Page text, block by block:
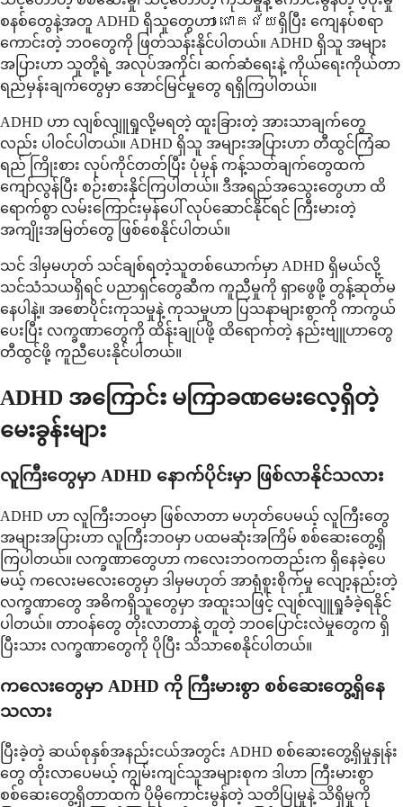
စနစ်တွေနဲ့အတူ ADHD ရှိသူတွေဟာ ជោគជ័យရှိပြီး ကျေနပ်စရာ
ကောင်းတဲ့ ဘဝတွေကို ဖြတ်သန်းနိုင်ပါတယ်။ ADHD ရှိသူ အများ
အပြားဟာ သူတို့ရဲ့ အလုပ်အကိုင်၊ ဆက်ဆံရေးနဲ့ ကိုယ်ရေးကိုယ်တာ
ရည်မှန်းချက်တွေမှာ အောင်မြင်မှုတွေ ရရှိကြပါတယ်။
ADHD ဟာ လျစ်လျူရှုလို့မရတဲ့ ထူးခြားတဲ့ အားသာချက်တွေ
လည်း ပါဝင်ပါတယ်။ ADHD ရှိသူ အများအပြားဟာ တီထွင်ကြံဆ
ရည် ကြိုးစား လုပ်ကိုင်တတ်ပြီး ပုံမှန် ကန့်သတ်ချက်တွေထက်
ကျော်လွန်ပြီး စဉ်းစားနိုင်ကြပါတယ်။ ဒီအရည်အသွေးတွေဟာ ထိ
ရောက်စွာ လမ်းကြောင်းမှန်ပေါ် လုပ်ဆောင်နိုင်ရင် ကြီးမားတဲ့
အကျိုးအမြတ်တွေ ဖြစ်စေနိုင်ပါတယ်။
သင် ဒါမှမဟုတ် သင်ချစ်ရတဲ့သူတစ်ယောက်မှာ ADHD ရှိမယ်လို့
သင်သံသယရှိရင် ပညာရှင်တွေဆီက ကူညီမှုကို ရှာဖွေဖို့ တွန့်ဆုတ်မ
နေပါနဲ့။ အစောပိုင်းကုသမှုနဲ့ ကုသမှုဟာ ပြသနာများစွာကို ကာကွယ်
ပေးပြီး လက္ခဏာတွေကို ထိန်းချုပ်ဖို့ ထိရောက်တဲ့ နည်းဗျူဟာတွေ
တီထွင်ဖို့ ကူညီပေးနိုင်ပါတယ်။
ADHD အကြောင်း မကြာခဏမေးလေ့ရှိတဲ့
မေးခွန်းများ
လူကြီးတွေမှာ ADHD နောက်ပိုင်းမှာ ဖြစ်လာနိုင်သလား
ADHD ဟာ လူကြီးဘဝမှာ ဖြစ်လာတာ မဟုတ်ပေမယ့် လူကြီးတွေ
အများအပြားဟာ လူကြီးဘဝမှာ ပထမဆုံးအကြိမ် စစ်ဆေးတွေ့ရှိ
ကြပါတယ်။ လက္ခဏာတွေဟာ ကလေးဘဝကတည်းက ရှိနေခဲ့ပေ
မယ့် ကလေးမလေးတွေမှာ ဒါမှမဟုတ် အာရုံစူးစိုက်မှု လျော့နည်းတဲ့
လက္ခဏာတွေ အဓိကရှိသူတွေမှာ အထူးသဖြင့် လျစ်လျူရှုခံခဲ့ရနိုင်
ပါတယ်။ တာဝန်တွေ တိုးလာတာနဲ့ တူတဲ့ ဘဝပြောင်းလဲမှုတွေက ရှိ
ပြီးသား လက္ခဏာတွေကို ပိုပြီး သိသာစေနိုင်ပါတယ်။
ကလေးတွေမှာ ADHD ကို ကြီးမားစွာ စစ်ဆေးတွေ့ရှိနေ
သလား
ပြီးခဲ့တဲ့ ဆယ်စုနှစ်အနည်းငယ်အတွင်း ADHD စစ်ဆေးတွေ့ရှိမှုနှုန်း
တွေ တိုးလာပေမယ့် ကျွမ်းကျင်သူအများစုက ဒါဟာ ကြီးမားစွာ
စစ်ဆေးတွေ့ရှိတာထက် ပိုမိုကောင်းမွန်တဲ့ သတိပြုမှုနဲ့ သိရှိမှုကို